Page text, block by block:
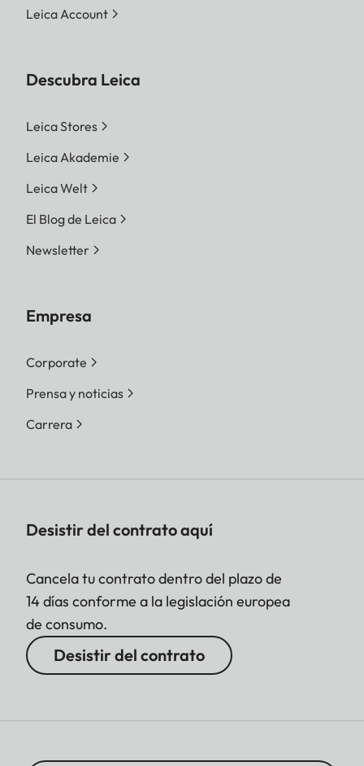
Leica Account
Descubra Leica
Leica Stores
Leica Akademie
Leica Welt
El Blog de Leica
Newsletter
Empresa
Corporate
Prensa y noticias
Carrera
Desistir del contrato aquí
Cancela tu contrato dentro del plazo de
14 días conforme a la legislación europea
de consumo.
Desistir del contrato